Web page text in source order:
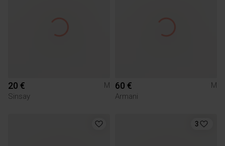
20 €
M
Sinsay
60 €
M
Armani
3